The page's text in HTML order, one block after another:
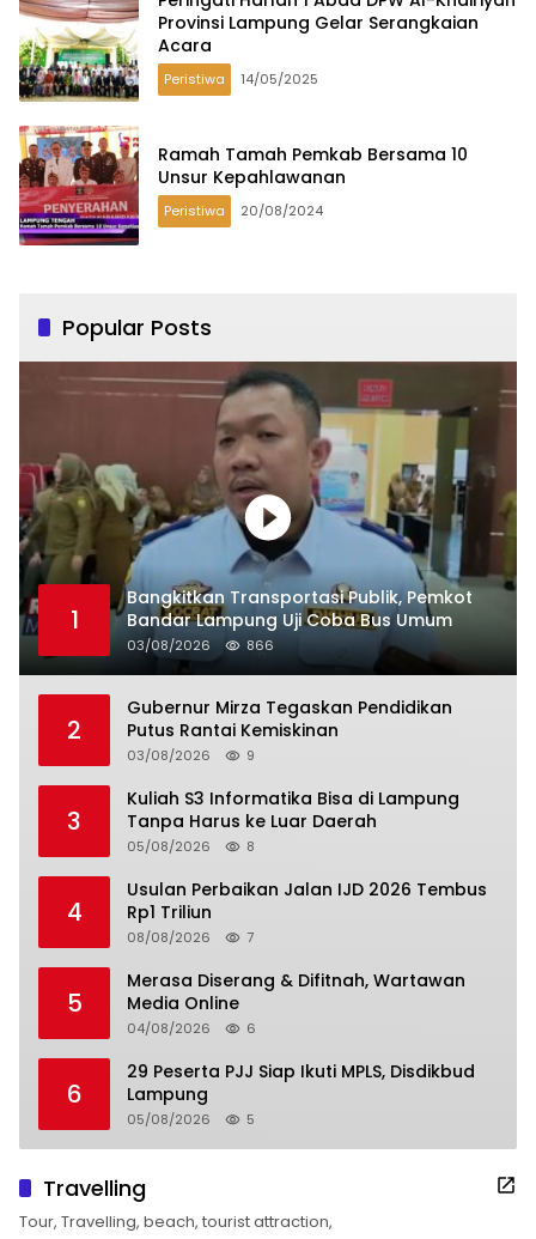
Provinsi Lampung Gelar Serangkaian
Acara
Peristiwa 14/05/2025
Ramah Tamah Pemkab Bersama 10
Unsur Kepahlawanan
Peristiwa 20/08/2024
Popular Posts
1
Bangkitkan Transportasi Publik, Pemkot
Bandar Lampung Uji Coba Bus Umum
03/08/2026 866
2
Gubernur Mirza Tegaskan Pendidikan
Putus Rantai Kemiskinan
03/08/2026 9
3
Kuliah S3 Informatika Bisa di Lampung
Tanpa Harus ke Luar Daerah
05/08/2026 8
4
Usulan Perbaikan Jalan IJD 2026 Tembus
Rp1 Triliun
08/08/2026 7
5
Merasa Diserang & Difitnah, Wartawan
Media Online
04/08/2026 6
6
29 Peserta PJJ Siap Ikuti MPLS, Disdikbud
Lampung
05/08/2026 5
Travelling
Tour, Travelling, beach, tourist attraction,